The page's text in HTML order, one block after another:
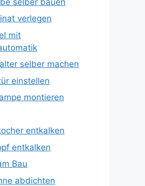
verlegen
mit
selber machen
einstellen
montieren
entkalken
entkalken
Bau
abdichten